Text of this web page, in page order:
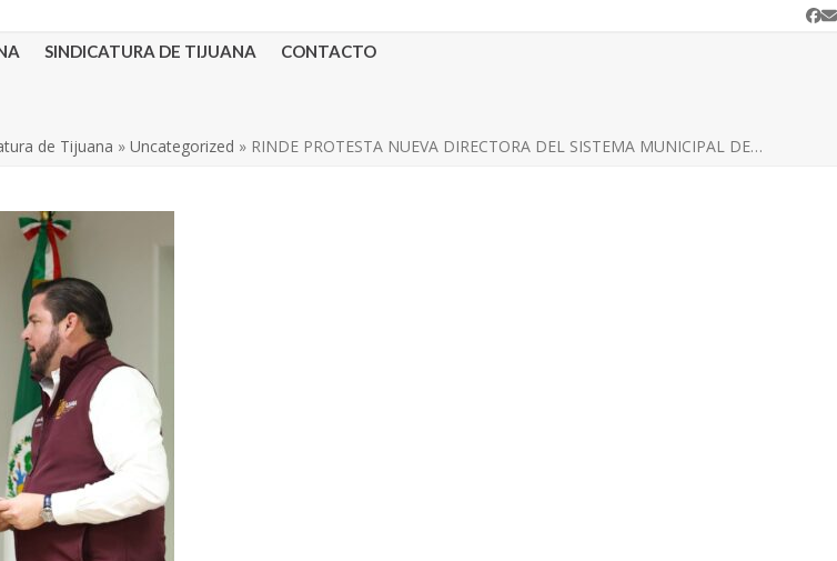
SINDICATURA DE TIJUANA CONTACTO
de Tijuana » Uncategorized » RINDE PROTESTA NUEVA DIRECTORA DEL SISTEMA MUNICIPAL DE…